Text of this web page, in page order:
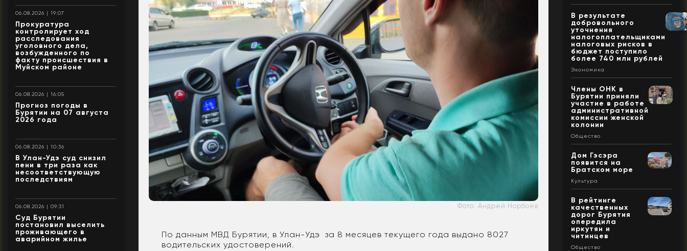
06.08.2026 | 19:07
Прокуратура
контролирует ход
расследования
уголовного дела,
возбужденного по
факту происшествия в
Муйском районе
06.08.2026 | 16:05
Прогноз погоды в
Бурятии на 07 августа
2026 года
06.08.2026 | 10:36
В Улан-Удэ суд снизил
пени в три раза как
несоответствующую
последствиям
06.08.2026 | 09:31
Суд Бурятии
постановил выселить
проживающего в
аварийном жилье
Фото: Андрей Норбоев
По данным МВД Бурятии, в Улан-Удэ за 8 месяцев текущего года выдано 8027
водительских удостоверений.
В результате
добровольного
уточнения
налогоплательщиками
налоговых рисков в
бюджет поступило
более 740 млн рублей
Экономика
Члены ОНК в
Бурятии приняли
участие в работе
административной
комиссии женской
колонии
Общество
Дом Гэсэра
появится на
Братском море
Культура
В рейтинге
качественных
дорог Бурятия
опередила
иркутян и
читинцев
Общество